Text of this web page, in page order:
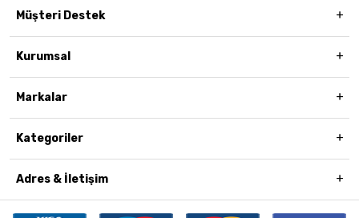
Müşteri Destek
Kurumsal
Markalar
Kategoriler
Adres & İletişim